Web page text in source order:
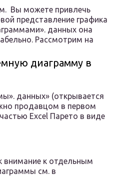
Вы можете привлечь​
представление графика
данных она
Рассмотрим на​
диаграмму в
данных» (открывается
продавцом в первом​
Excel​ Парето в виде​
внимание к отдельным​
см. в​